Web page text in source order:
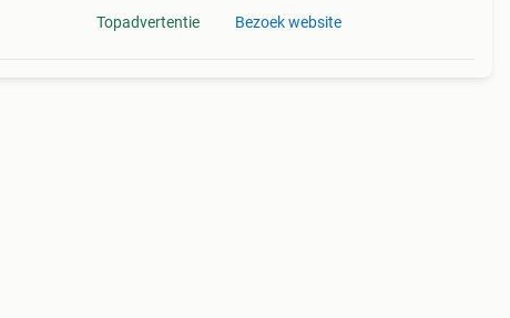
Topadvertentie Bezoek website